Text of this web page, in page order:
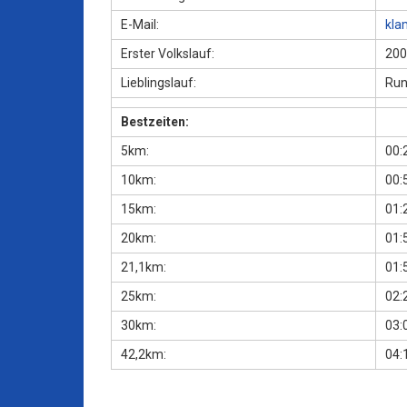
E-Mail:
Erster Volkslauf:
Lieblingslauf:
Bestzeiten:
5km:
10km:
15km:
20km:
21,1km:
25km:
30km:
42,2km: